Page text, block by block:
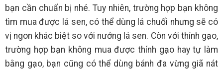
bạn cần chuẩn bị nhé. Tuy nhiên, trường hợp bạn không
tìm mua được lá sen, có thể dùng lá chuối nhưng sẽ có
vị ngon khác biệt so với nướng lá sen. Còn với thính gạo,
trường hợp bạn không mua được thính gạo hay tự làm
bằng gạo, bạn cũng có thể dùng bánh đa vừng giã nát